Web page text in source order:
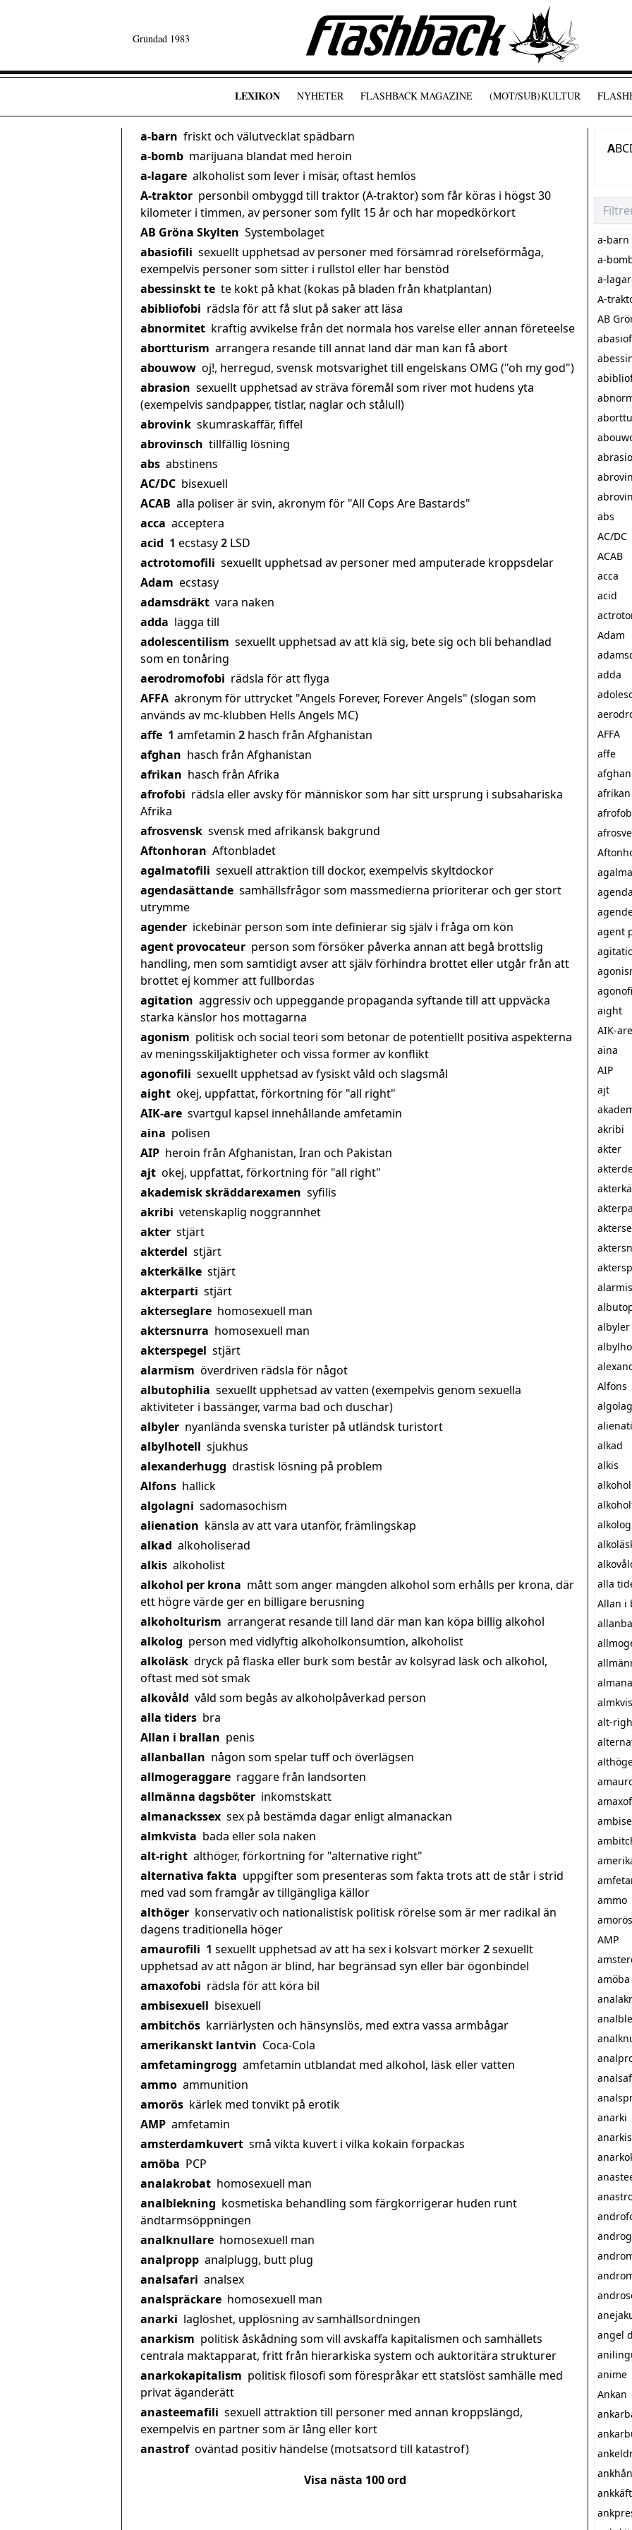
Grundad 1983
LEXIKON NYHETER FLASHBACK MAGAZINE (MOT/SUB)KULTUR
a-barn friskt och välutvecklat spädbarn
a-bomb marijuana blandat med heroin
a-lagare alkoholist som lever i misär, oftast hemlös
A-traktor personbil ombyggd till traktor (A-traktor) som får köras i högst 30
kilometer i timmen, av personer som fyllt 15 år och har mopedkörkort
AB Gröna Skylten Systembolaget
abasiofili sexuellt upphetsad av personer med försämrad rörelseförmåga,
exempelvis personer som sitter i rullstol eller har benstöd
abessinskt te te kokt på khat (kokas på bladen från khatplantan)
abibliofobi rädsla för att få slut på saker att läsa
abnormitet kraftig avvikelse från det normala hos varelse eller annan företeelse
abortturism arrangera resande till annat land där man kan få abort
abouwow oj!, herregud, svensk motsvarighet till engelskans OMG ("oh my god")
abrasion sexuellt upphetsad av sträva föremål som river mot hudens yta
(exempelvis sandpapper, tistlar, naglar och stålull)
abrovink skumraskaffär, fiffel
abrovinsch tillfällig lösning
abs abstinens
AC/DC bisexuell
ACAB alla poliser är svin, akronym för "All Cops Are Bastards"
acca acceptera
acid 1 ecstasy2 LSD
actrotomofili sexuellt upphetsad av personer med amputerade kroppsdelar
Adam ecstasy
adamsdräkt vara naken
adda lägga till
adolescentilism sexuellt upphetsad av att klä sig, bete sig och bli behandlad
som en tonåring
aerodromofobi rädsla för att flyga
AFFA akronym för uttrycket "Angels Forever, Forever Angels" (slogan som
används av mc-klubben Hells Angels MC)
affe 1 amfetamin 2 hasch från Afghanistan
afghan hasch från Afghanistan
afrikan hasch från Afrika
afrofobi rädsla eller avsky för människor som har sitt ursprung i subsahariska
Afrika
afrosvensk svensk med afrikansk bakgrund
Aftonhoran Aftonbladet
agalmatofili sexuell attraktion till dockor, exempelvis skyltdockor
agendasättande samhällsfrågor som massmedierna prioriterar och ger stort
utrymme
agender ickebinär person som inte definierar sig själv i fråga om kön
agent provocateur person som försöker påverka annan att begå brottslig
handling, men som samtidigt avser att själv förhindra brottet eller utgår från att
brottet ej kommer att fullbordas
agitation aggressiv och uppeggande propaganda syftande till att uppväcka
starka känslor hos mottagarna
agonism politisk och social teori som betonar de potentiellt positiva aspekterna
av meningsskiljaktigheter och vissa former av konflikt
agonofili sexuellt upphetsad av fysiskt våld och slagsmål
aight okej, uppfattat, förkortning för "all right"
AIK-are svartgul kapsel innehållande amfetamin
aina polisen
AIP heroin från Afghanistan, Iran och Pakistan
ajt okej, uppfattat, förkortning för "all right"
akademisk skräddarexamen syfilis
akribi vetenskaplig noggrannhet
akter stjärt
akterdel stjärt
akterkälke stjärt
akterparti stjärt
akterseglare homosexuell man
aktersnurra homosexuell man
akterspegel stjärt
alarmism överdriven rädsla för något
albutophilia sexuellt upphetsad av vatten (exempelvis genom sexuella
aktiviteter i bassänger, varma bad och duschar)
albyler nyanlända svenska turister på utländsk turistort
albylhotell sjukhus
alexanderhugg drastisk lösning på problem
Alfons hallick
algolagni sadomasochism
alienation känsla av att vara utanför, främlingskap
alkad alkoholiserad
alkis alkoholist
alkohol per krona mått som anger mängden alkohol som erhålls per krona, där
ett högre värde ger en billigare berusning
alkoholturism arrangerat resande till land där man kan köpa billig alkohol
alkolog person med vidlyftig alkoholkonsumtion, alkoholist
alkoläsk dryck på flaska eller burk som består av kolsyrad läsk och alkohol,
oftast med söt smak
alkovåld våld som begås av alkoholpåverkad person
alla tiders bra
Allan i brallan penis
allanballan någon som spelar tuff och överlägsen
allmogeraggare raggare från landsorten
allmänna dagsböter inkomstskatt
almanackssex sex på bestämda dagar enligt almanackan
almkvista bada eller sola naken
alt-right althöger, förkortning för "alternative right"
alternativa fakta uppgifter som presenteras som fakta trots att de står i strid
med vad som framgår av tillgängliga källor
althöger konservativ och nationalistisk politisk rörelse som är mer radikal än
dagens traditionella höger
amaurofili 1 sexuellt upphetsad av att ha sex i kolsvart mörker2sexuellt
upphetsad av att någon är blind, har begränsad syn eller bär ögonbindel
amaxofobi rädsla för att köra bil
ambisexuell bisexuell
ambitchös karriärlysten och hänsynslös, med extra vassa armbågar
amerikanskt lantvin Coca-Cola
amfetamingrogg amfetamin utblandat med alkohol, läsk eller vatten
ammo ammunition
amorös kärlek med tonvikt på erotik
AMP amfetamin
amsterdamkuvert små vikta kuvert i vilka kokain förpackas
amöba PCP
analakrobat homosexuell man
analblekning kosmetiska behandling som färgkorrigerar huden runt
ändtarmsöppningen
analknullare homosexuell man
analpropp analplugg, butt plug
analsafari analsex
analspräckare homosexuell man
anarki laglöshet, upplösning av samhällsordningen
anarkism politisk åskådning som vill avskaffa kapitalismen och samhällets
centrala maktapparat, fritt från hierarkiska system och auktoritära strukturer
anarkokapitalism politisk filosofi som förespråkar ett statslöst samhälle med
privat äganderätt
anasteemafili sexuell attraktion till personer med annan kroppslängd,
exempelvis en partner som är lång eller kort
anastrof oväntad positiv händelse (motsatsord till katastrof)
Visa nästa 100ord
ABC
a-barn
a-
a-
A-
AB
abs
AC/DC
ACAB
acca
acid
Adam
adda
AFFA
affe
afghan
afrikan
agent
aight
AIK-are
aina
AIP
ajt
akribi
akter
albyler
Alfons
alkad
alkis
alkolog
alla
Allan i
alt-
ammo
amorös
AMP
amöba
anarki
angel
anime
Ankan
ankkäft